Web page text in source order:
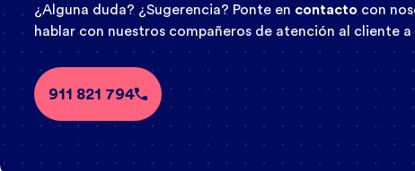
¿Alguna duda? ¿Sugerencia? Ponte en contacto con
hablar con nuestros compañeros de atención al cliente
911 821 794